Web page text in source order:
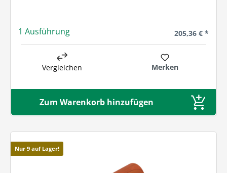
1 Ausführung Regulärer
205,36 € *
Vergleichen Merken
Zum Warenkorb hinzufügen
Nur 9 auf Lager!